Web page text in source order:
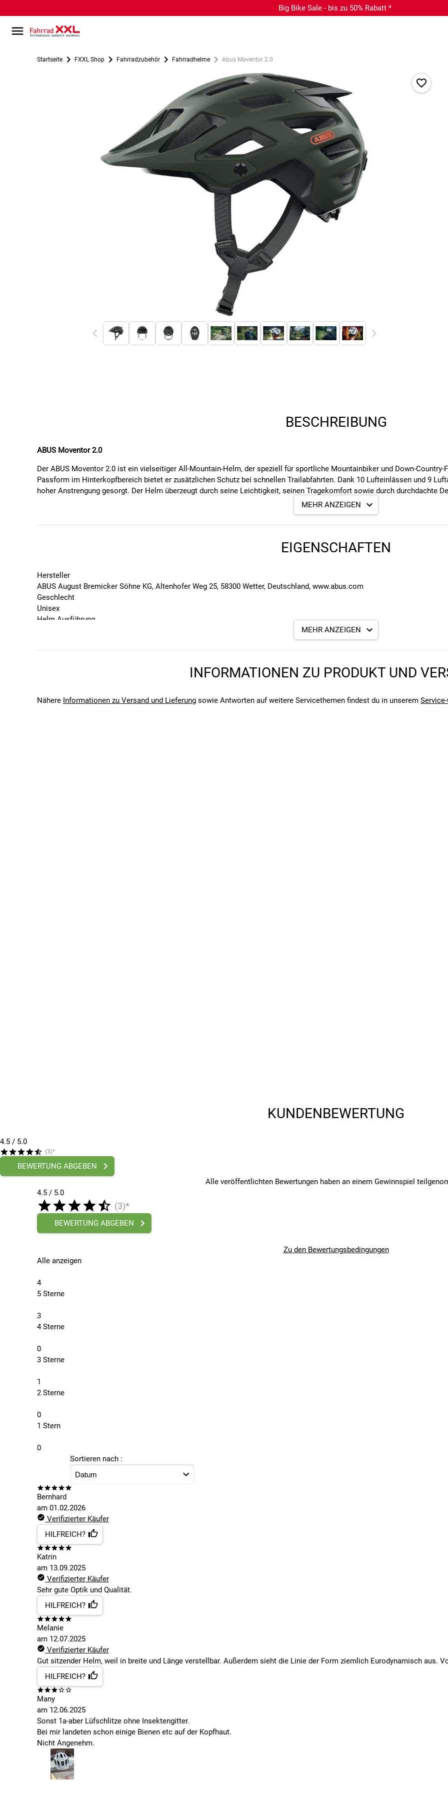
Big Bike Sale - bis zu 50% Rabatt ⁴
Startseite FXXL Shop Fahrradzubehör Fahrradhelme Abus Moventor 2.0
BESCHREIBUNG
ABUS Moventor 2.0
Der ABUS Moventor 2.0 ist ein vielseitiger All-Mountain-Helm, der speziell für sportliche Mountainbiker und Down-
Passform im Hinterkopfbereich bietet er zusätzlichen Schutz bei schnellen Trailabfahrten. Dank 10 Lufteinlässen und 9
hoher Anstrengung gesorgt. Der Helm überzeugt durch seine Leichtigkeit, seinen Tragekomfort sowie durch durchdachte
320 g
Belüftung:
Technologien & Sicherheit:
Robuste Verbindung von Außen- und Innenschale
MEHR ANZEIGEN
EIGENSCHAFTEN
Hersteller
ABUS August Bremicker Söhne KG, Altenhofer Weg 25, 58300 Wetter, Deutschland, www.abus.com
Geschlecht
Unisex
Helm Ausführung
51, 52, 53, 54, 55, 57, 58, 59, 60, 61
2026
Bitte beachte, dass es zu Abweichungen zwischen den angegebenen- und den verbauten Komponenten bei Fahrrädern
MEHR ANZEIGEN
INFORMATIONEN ZU PRODUKT UND
Nähere Informationen zu Versand und Lieferungsowie Antworten auf weitere Servicethemen findest du in unserem
KUNDENBEWERTUNG
4.5 / 5.0
(3)*
BEWERTUNG ABGEBEN
Alle veröffentlichten Bewertungen haben an einem Gewinnspiel
4.5 / 5.0
(3)*
BEWERTUNG ABGEBEN
Zu den Bewertungsbedingungen
Alle anzeigen
4
5 Sterne
3
4 Sterne
0
3 Sterne
1
2 Sterne
0
1 Stern
0
Sortieren nach :
Bernhard
am 01.02.2026
Verifizierter Käufer
HILFREICH?
Katrin
am 13.09.2025
Verifizierter Käufer
Sehr gute Optik und Qualität.
HILFREICH?
Melanie
am 12.07.2025
Verifizierter Käufer
Gut sitzender Helm, weil in breite und Länge verstellbar. Außerdem sieht die Linie der Form ziemlich Eurodynamisch aus.
HILFREICH?
Many
am 12.06.2025
Sonst 1a-aber Lüfschlitze ohne Insektengitter.
Bei mir landeten schon einige Bienen etc auf der Kopfhaut.
Nicht Angenehm.